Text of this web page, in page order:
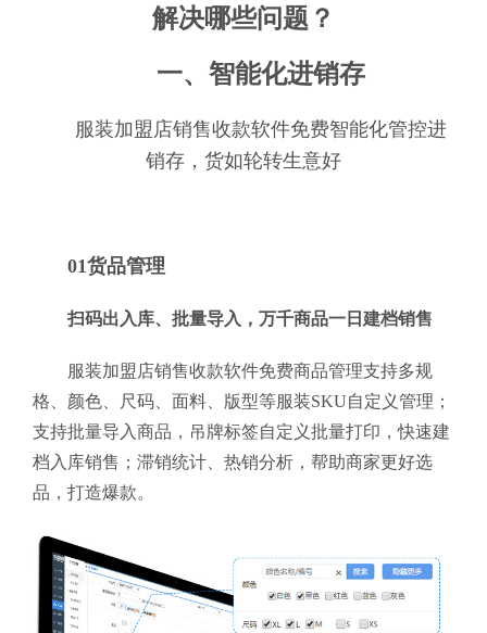
解决哪些问题？
一、智能化进销存
服装加盟店销售收款软件免费智能化管控进
销存，货如轮转生意好
01货品管理
扫码出入库、批量导入，万千商品一日建档销售
服装加盟店销售收款软件免费商品管理支持多规
格、颜色、尺码、面料、版型等服装SKU自定义管理；
支持批量导入商品，吊牌标签自定义批量打印，快速建
档入库销售；滞销统计、热销分析，帮助商家更好选
品，打造爆款。